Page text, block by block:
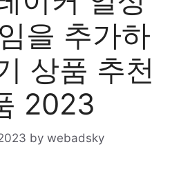
을 추가하
상품 추천
2023
by webadsky